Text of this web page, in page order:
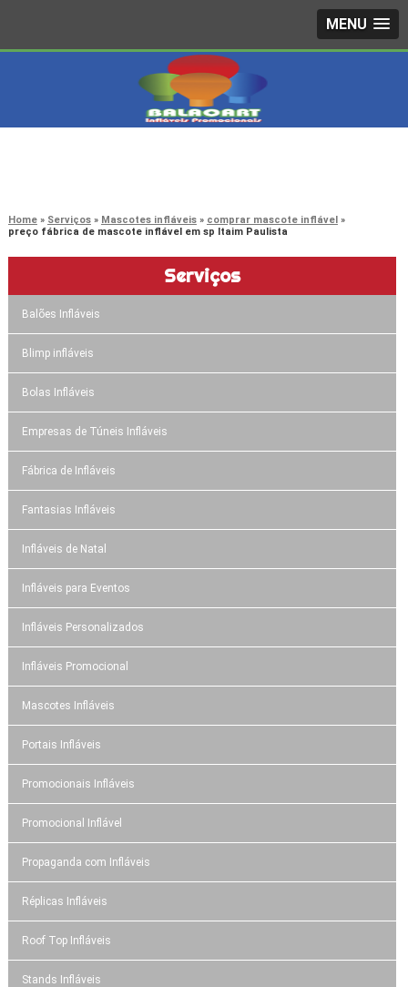
MENU
Home Serviços Mascotes infláveis
comprar mascote inflável
preço fábrica de mascote inflável em sp Itaim Paulista
Serviços
Balões Infláveis
Blimp infláveis
Bolas Infláveis
Empresas de Túneis Infláveis
Fábrica de Infláveis
Fantasias Infláveis
Infláveis de Natal
Infláveis para Eventos
Infláveis Personalizados
Infláveis Promocional
Mascotes Infláveis
Portais Infláveis
Promocionais Infláveis
Promocional Inflável
Propaganda com Infláveis
Réplicas Infláveis
Roof Top Infláveis
Stands Infláveis